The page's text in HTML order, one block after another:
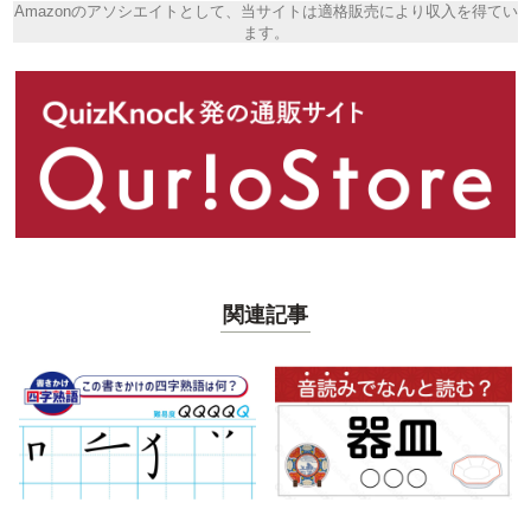
Amazonのアソシエイトとして、当サイトは適格販売により収入を得てい
ます。
関連記事